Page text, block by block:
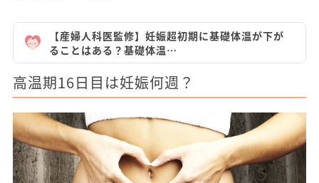
【産婦人科医監修】妊娠超初期に基礎体温が下が
ることはある？基礎体温…
高温期16日目は妊娠何週？